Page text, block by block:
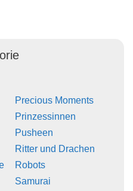
Precious Moments
Prinzessinnen
Pusheen
Ritter und Drachen
Robots
Samurai